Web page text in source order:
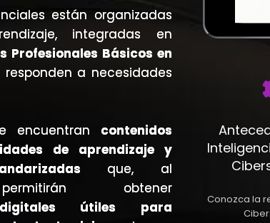
están organizadas
integradas en
Profesionales Básicos en
responden a necesidades
encuentran contenidos
de aprendizaje y
que, al
obtener
digitales útiles para
Conozca la